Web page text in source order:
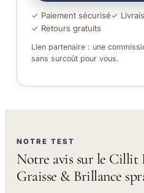
✓ Paiement sécurisé✓
✓ Retours gratuits
Lien partenaire : une
sans surcoût pour vous.
NOTRE TEST
Notre avis sur le Cillit
Graisse & Brillance